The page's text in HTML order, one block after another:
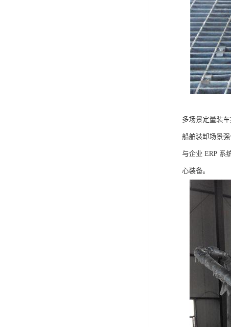
多场景定量装
船舶装卸场景
与企业 ERP 系
心装备。